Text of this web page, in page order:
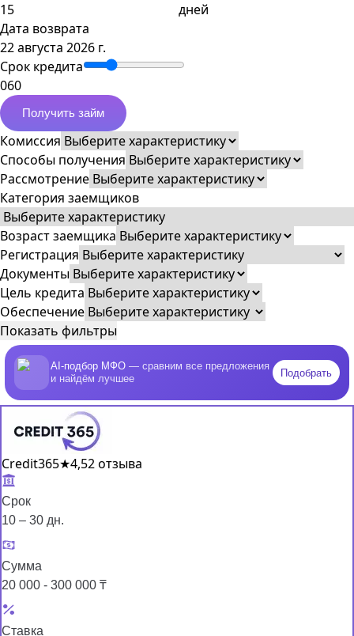
дней
Дата возврата
22 августа 2026 г.
Срок кредита
060
Получить займ
Комиссия
Способы получения
Рассмотрение
Категория заемщиков
Возраст заемщика
Регистрация
Документы
Цель кредита
Обеспечение
Показать фильтры
AI-подбор МФО — сравним все предложения
и найдём лучшее
Подобрать
Credit365★4,52 отзыва
Срок
10 – 30 дн.
Сумма
20 000 - 300 000 ₸
Ставка